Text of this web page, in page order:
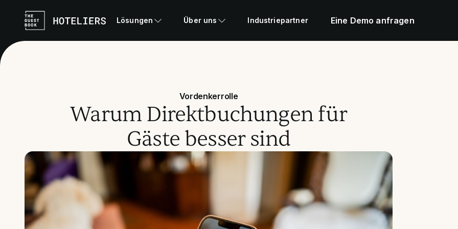
Lösungen Über uns Industriepartner Eine Demo anfragen
Vordenkerrolle
Warum Direktbuchungen für
Gäste besser sind